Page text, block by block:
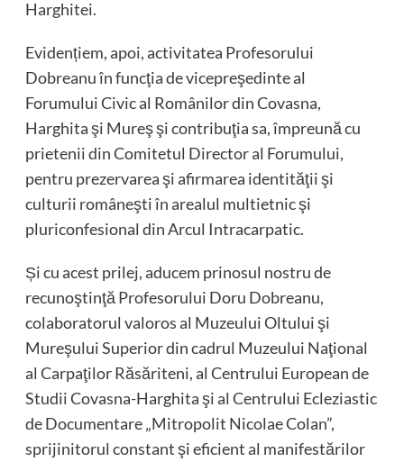
Harghitei.
Evidențiem, apoi, activitatea Profesorului
Dobreanu în funcţia de vicepreşedinte al
Forumului Civic al Românilor din Covasna,
Harghita şi Mureş şi contribuţia sa, împreună cu
prietenii din Comitetul Director al Forumului,
pentru prezervarea şi afirmarea identităţii şi
culturii româneşti în arealul multietnic şi
pluriconfesional din Arcul Intracarpatic.
Și cu acest prilej, aducem prinosul nostru de
recunoştinţă Profesorului Doru Dobreanu,
colaboratorul valoros al Muzeului Oltului şi
Mureşului Superior din cadrul Muzeului Naţional
al Carpaţilor Răsăriteni, al Centrului European de
Studii Covasna-Harghita şi al Centrului Ecleziastic
de Documentare „Mitropolit Nicolae Colan”,
sprijinitorul constant şi eficient al manifestărilor